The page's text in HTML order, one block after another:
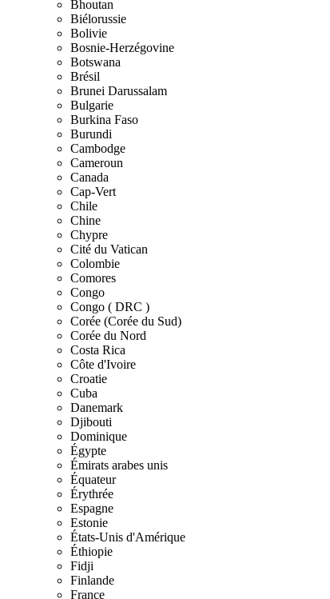
Bhoutan
Biélorussie
Bolivie
Bosnie-Herzégovine
Botswana
Brésil
Brunei Darussalam
Bulgarie
Burkina Faso
Burundi
Cambodge
Cameroun
Canada
Cap-Vert
Chile
Chine
Chypre
Cité du Vatican
Colombie
Comores
Congo
Congo ( DRC )
Corée (Corée du Sud)
Corée du Nord
Costa Rica
Côte d'Ivoire
Croatie
Cuba
Danemark
Djibouti
Dominique
Égypte
Émirats arabes unis
Équateur
Érythrée
Espagne
Estonie
États-Unis d'Amérique
Éthiopie
Fidji
Finlande
France